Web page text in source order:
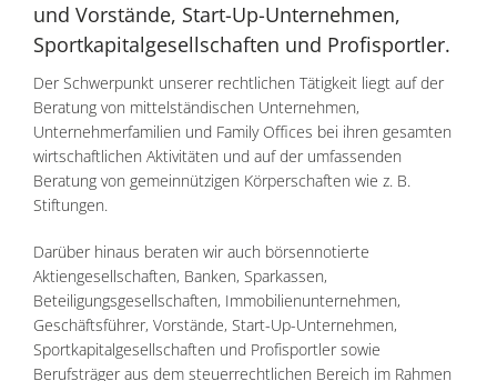
und Vorstände, Start-Up-Unternehmen,
Sportkapitalgesellschaften und Profisportler.
Der Schwerpunkt unserer rechtlichen Tätigkeit liegt auf der
Beratung von mittelständischen Unternehmen,
Unternehmerfamilien und Family Offices bei ihren gesamten
wirtschaftlichen Aktivitäten und auf der umfassenden
Beratung von gemeinnützigen Körperschaften wie z. B.
Stiftungen.
Darüber hinaus beraten wir auch börsennotierte
Aktiengesellschaften, Banken, Sparkassen,
Beteiligungsgesellschaften, Immobilienunternehmen,
Geschäftsführer, Vorstände, Start-Up-Unternehmen,
Sportkapitalgesellschaften und Profisportler sowie
Berufsträger aus dem steuerrechtlichen Bereich im Rahmen